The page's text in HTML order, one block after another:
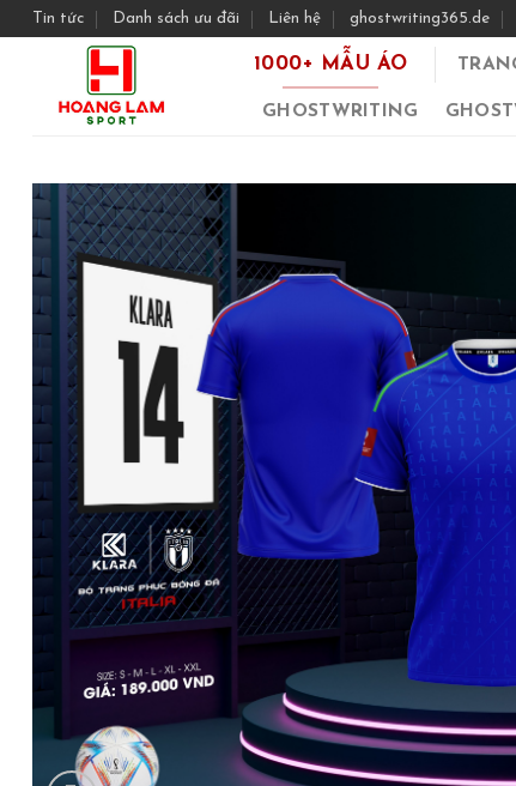
SkipTin tức Danh sách ưu đãi Liên hệ ghostwriting365.de
1000+ MẪU ÁO
GHOSTWRITING